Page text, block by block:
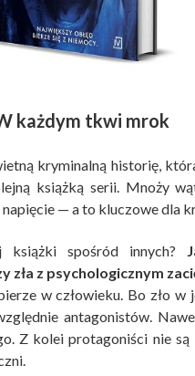
każdym tkwi mrok
kryminalną historię,
książką serii. Mnoży
— a to kluczowe dla
spośród innych?
zła z psychologicznym
w człowieku. Bo zło w
antagonistów.
Z kolei protagoniści nie są